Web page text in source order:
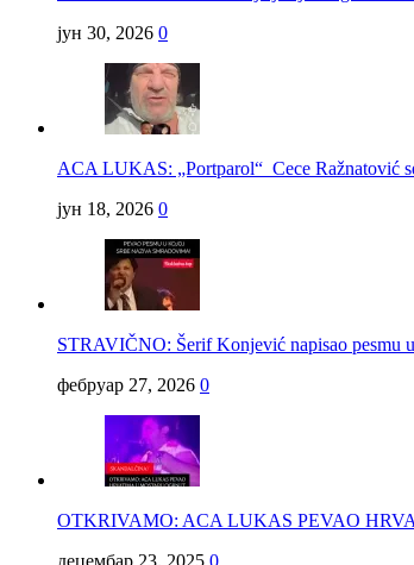
јун 30, 2026 0
ACA LUKAS: „Portparol“ Cece Ražnatović
јун 18, 2026 0
STRAVIČNO: Šerif Konjević napisao pesmu
фебруар 27, 2026 0
OTKRIVAMO: ACA LUKAS PEVAO